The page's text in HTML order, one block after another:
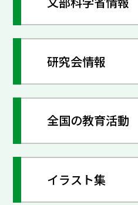
研究会情報
全国の教育活動
イラスト集